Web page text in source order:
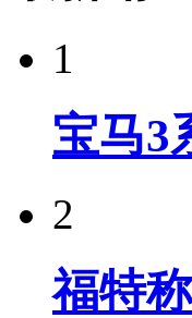
1
宝马3
2
福特